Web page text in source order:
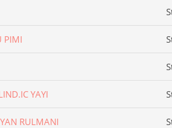
PIMI
YAYI
RULMANI